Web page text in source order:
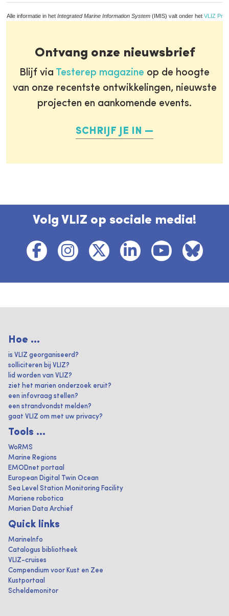
Alle informatie in het Integrated Marine Information System (IMIS) valt onder het VLIZ
Ontvang onze nieuwsbrief
Blijf via Testerep magazine op de hoogte
van onze recentste ontwikkelingen, nieuwste
projecten en aankomende events.
SCHRIJF JE IN
Volg VLIZ op sociale media!
Hoe ...
is VLIZ georganiseerd?
solliciteren bij VLIZ?
lid worden van VLIZ?
ziet het marien onderzoek eruit?
een infovraag stellen?
een strandvondst melden?
gaat VLIZ om met uw privacy?
Tools ...
WoRMS
Marine Regions
EMODnet portaal
European Digital Twin Ocean
Sea Level Station Monitoring Facility
Mariene robotica
Marien Data Archief
Quick links
MarineInfo
Catalogus bibliotheek
VLIZ-cruises
Compendium voor Kust en Zee
Kustportaal
Scheldemonitor